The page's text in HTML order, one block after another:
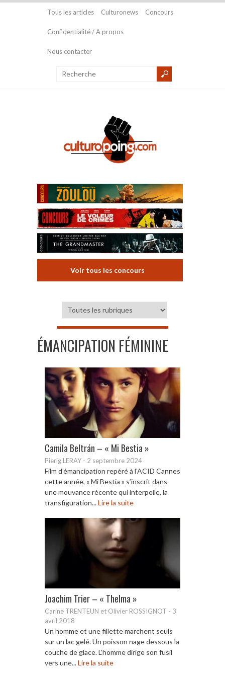
Tous les articles Culturonews Concours
Confidentialité / A propos
Nous contacter
Voir tous les concours
ÉMANCIPATION FÉMININE
Camila Beltrán – « Mi Bestia »
Pierig LERAY - 2 septembre 2024
Film d’émancipation repéré à l’ACID Cannes
cette année, « Mi Bestia » s’inscrit dans
une mouvance récente qui interpelle, la
transfiguration...Lire la suite
Joachim Trier – « Thelma »
Carine TRENTEUN et Olivier ROSSIGNOT - 3
avril 2018
Un homme et une fillette marchent seuls
sur un lac gelé. Un poisson nage dessous la
couche de glace. L’homme dirige son fusil
vers une...Lire la suite